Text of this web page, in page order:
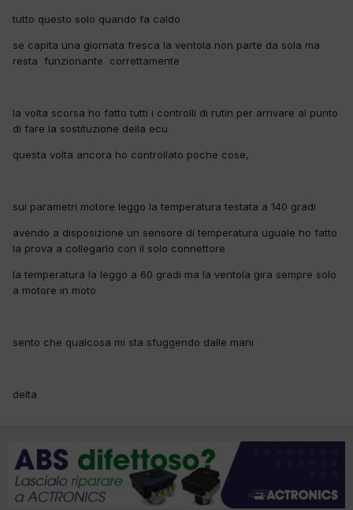
tutto questo solo quando fa caldo
se capita una giornata fresca la ventola non parte da sola ma
resta funzionante correttamente
la volta scorsa ho fatto tutti i controlli di rutin per arrivare al punto
di fare la sostituzione della ecu
questa volta ancora ho controllato poche cose,
sui parametri motore leggo la temperatura testata a 140 gradi
avendo a disposizione un sensore di temperatura uguale ho fatto
la prova a collegarlo con il solo connettore
la temperatura la leggo a 60 gradi ma la ventola gira sempre solo
a motore in moto
sento che qualcosa mi sta sfuggendo dalle mani
delta